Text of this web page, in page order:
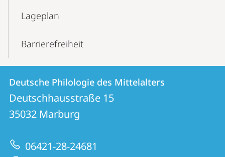
Lageplan
Barrierefreiheit
Kontakt
und
Informationen
zur
Kontaktinformationen
Deutsche
Philologie
des
Mittelalters
Deutsche Philologie des Mittelalters
Deutschhausstraße 15
35032 Marburg
06421-28-24681